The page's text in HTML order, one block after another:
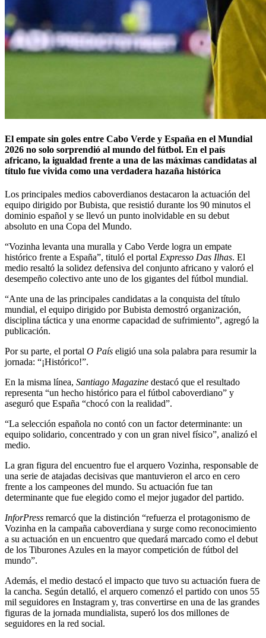
El empate sin goles entre Cabo Verde y España en el Mundial
2026 no solo sorprendió al mundo del fútbol. En el país
africano, la igualdad frente a una de las máximas candidatas al
título fue vivida como una verdadera hazaña histórica
Los principales medios caboverdianos destacaron la actuación del
equipo dirigido por Bubista, que resistió durante los 90 minutos el
dominio español y se llevó un punto inolvidable en su debut
absoluto en una Copa del Mundo.
“Vozinha levanta una muralla y Cabo Verde logra un empate
histórico frente a España”, tituló el portal Expresso Das Ilhas. El
medio resaltó la solidez defensiva del conjunto africano y valoró el
desempeño colectivo ante uno de los gigantes del fútbol mundial.
“Ante una de las principales candidatas a la conquista del título
mundial, el equipo dirigido por Bubista demostró organización,
disciplina táctica y una enorme capacidad de sufrimiento”, agregó la
publicación.
Por su parte, el portal O País eligió una sola palabra para resumir la
jornada: “¡Histórico!”.
En la misma línea, Santiago Magazine destacó que el resultado
representa “un hecho histórico para el fútbol caboverdiano” y
aseguró que España “chocó con la realidad”.
“La selección española no contó con un factor determinante: un
equipo solidario, concentrado y con un gran nivel físico”, analizó el
medio.
La gran figura del encuentro fue el arquero Vozinha, responsable de
una serie de atajadas decisivas que mantuvieron el arco en cero
frente a los campeones del mundo. Su actuación fue tan
determinante que fue elegido como el mejor jugador del partido.
InforPress remarcó que la distinción “refuerza el protagonismo de
Vozinha en la campaña caboverdiana y surge como reconocimiento
a su actuación en un encuentro que quedará marcado como el debut
de los Tiburones Azules en la mayor competición de fútbol del
mundo”.
Además, el medio destacó el impacto que tuvo su actuación fuera de
la cancha. Según detalló, el arquero comenzó el partido con unos 55
mil seguidores en Instagram y, tras convertirse en una de las grandes
figuras de la jornada mundialista, superó los dos millones de
seguidores en la red social.